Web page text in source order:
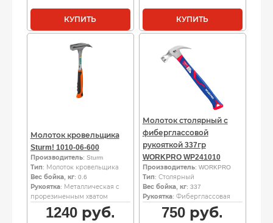
КУПИТЬ КУПИТЬ
Молоток кровельщика
Sturm! 1010-06-600
Производитель: Sturm
Тип: Молоток кровельщика
Вес бойка, кг: 0.6
Рукоятка: Металлическая с
прорезиненным хватом
1240руб.
Молоток столярный с
фиберглассовой
рукояткой 337гр
WORKPRO WP241010
Производитель: WORKPRO
Тип: Столярный
Вес бойка, кг: 337
Рукоятка: Фиберглассовая
750 руб.